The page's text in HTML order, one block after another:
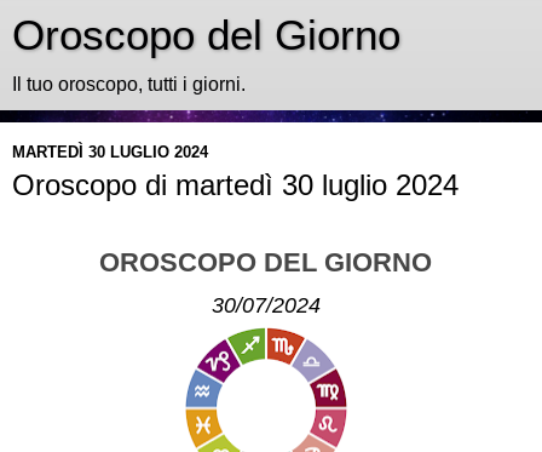
Oroscopo del Giorno
Il tuo oroscopo, tutti i giorni.
MARTEDÌ 30 LUGLIO 2024
Oroscopo di martedì 30 luglio 2024
OROSCOPO DEL GIORNO
30/07/2024